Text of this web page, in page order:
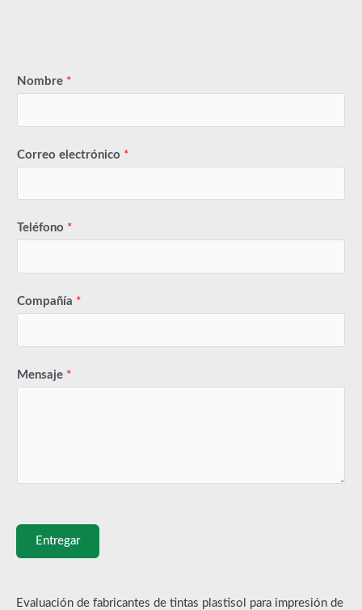
Nombre *
Correo electrónico *
Teléfono *
Compañía *
Mensaje *
Entregar
Evaluación de fabricantes de tintas plastisol para impresión de